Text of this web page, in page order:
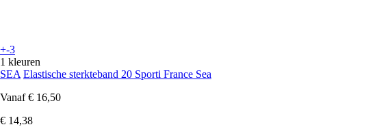
+-3
1 kleuren
SEA Elastische sterkteband 20 Sporti France Sea
Vanaf € 16,50
€ 14,38